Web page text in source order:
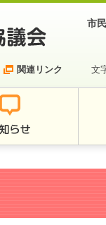
市
関連リンク 文